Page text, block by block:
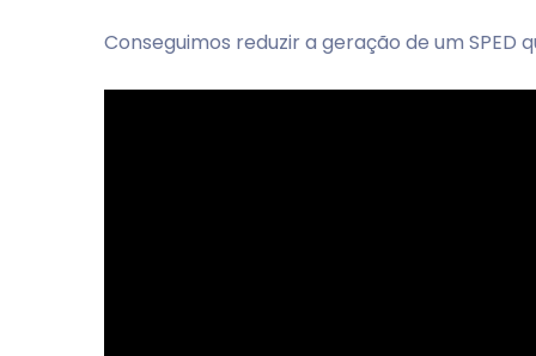
Conseguimos reduzir a geração de um SPED